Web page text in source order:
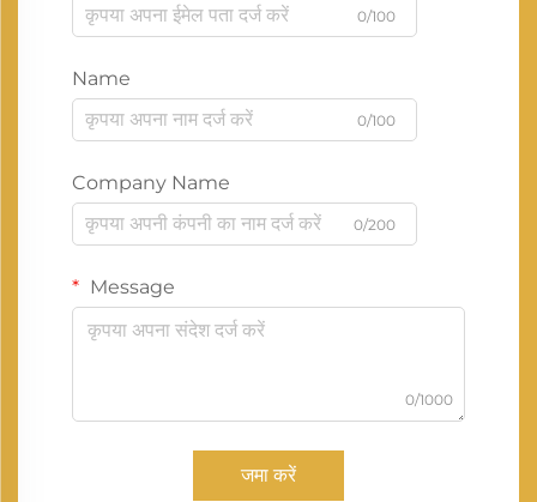
0/100
Name
0/100
Company Name
0/200
Message
0/1000
जमा करें